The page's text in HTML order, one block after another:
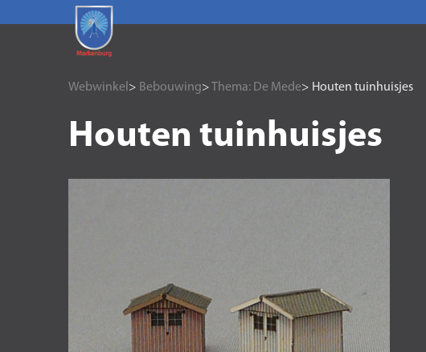
Webwinkel > Bebouwing> Thema: De Mede> Houten tuinhuisjes
Houten tuinhuisjes